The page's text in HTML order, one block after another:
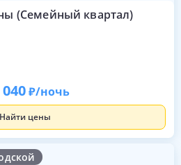
(Семейный квартал)
040 /ночь
Найти цены